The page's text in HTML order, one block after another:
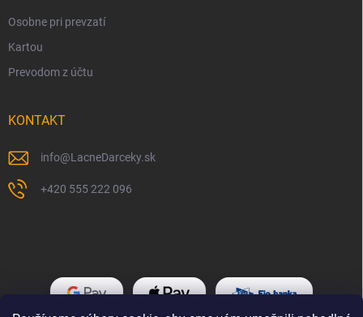
Osobne pri prevzatí
Kartou
Prevodom z účtu
KONTAKT
info@LacneDarceky.sk
+420 555 222 096